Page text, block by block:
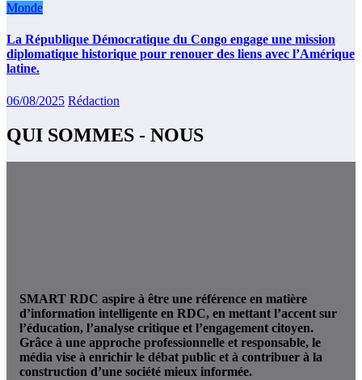
Monde
La République Démocratique du Congo engage une mission
diplomatique historique pour renouer des liens avec l’Amérique
latine.
06/08/2025 Rédaction
QUI SOMMES - NOUS
SMART RDC aspire à être une référence en matière
d’information intelligente en RDC, en mettant l’accent sur
l’éducation, l’analyse critique et l’engagement citoyen.
Grâce à une approche professionnelle et responsable, le
média vise à enrichir le débat public et à contribuer à la
construction d’une société mieux informée.